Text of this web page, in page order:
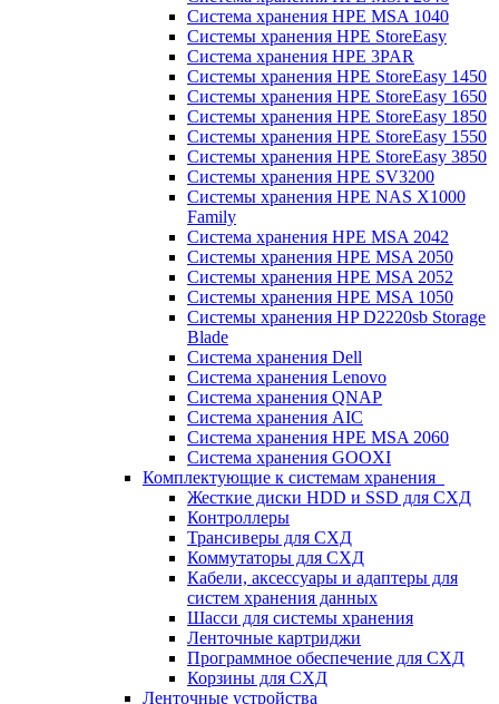
Система хранения HPE MSA 1040
Системы хранения HPE StoreEasy
Система хранения HPE 3PAR
Системы хранения HPE StoreEasy 1450
Системы хранения HPE StoreEasy 1650
Системы хранения HPE StoreEasy 1850
Системы хранения HPE StoreEasy 1550
Системы хранения HPE StoreEasy 3850
Системы хранения HPE SV3200
Системы хранения HPE NAS X1000
Family
Система хранения HPE MSA 2042
Системы хранения HPE MSA 2050
Системы хранения HPE MSA 2052
Системы хранения HPE MSA 1050
Системы хранения HP D2220sb Storage
Blade
Система хранения Dell
Система хранения Lenovo
Система хранения QNAP
Система хранения AIC
Система хранения HPE MSA 2060
Система хранения GOOXI
Комплектующие к системам хранения
Жесткие диски HDD и SSD для СХД
Контроллеры
Трансиверы для СХД
Коммутаторы для СХД
Кабели, аксессуары и адаптеры для
систем хранения данных
Шасси для системы хранения
Ленточные картриджи
Программное обеспечение для СХД
Корзины для СХД
Ленточные устройства